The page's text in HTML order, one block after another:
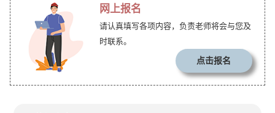
网上报名
请认真填写各项内容，负责老师将会与您及
时联系。
点击报名